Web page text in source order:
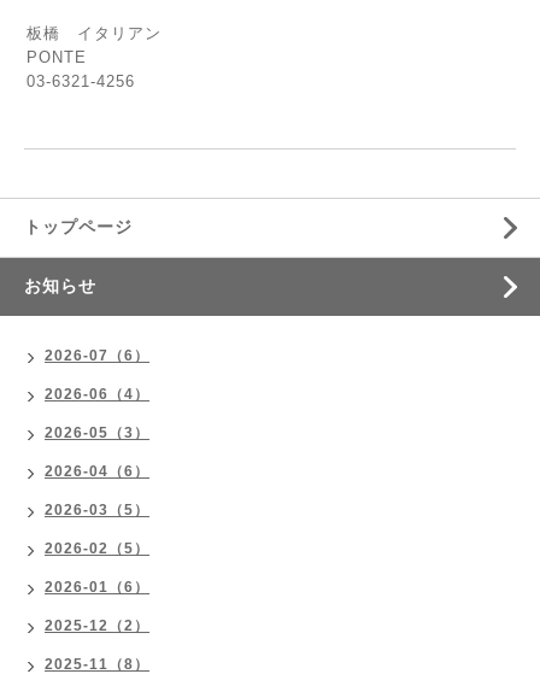
板橋 イタリアン
PONTE
03-6321-4256
トップページ
お知らせ
2026-07（6）
2026-06（4）
2026-05（3）
2026-04（6）
2026-03（5）
2026-02（5）
2026-01（6）
2025-12（2）
2025-11（8）